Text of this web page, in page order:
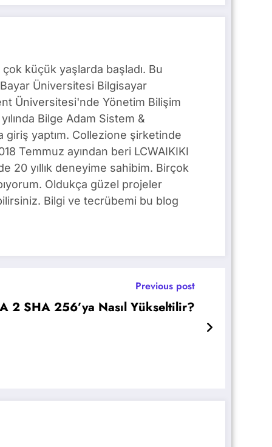
küçük yaşlarda başladı. Bu
Üniversitesi Bilgisayar
Üniversitesi'nde Yönetim Bilişim
Bilge Adam Sistem &
giriş yaptım. Collezione şirketinde
Temmuz ayından beri LCWAIKIKI
20 yıllık deneyime sahibim. Birçok
Oldukça güzel projeler
Bilgi ve tecrübemi bu blog
Previous post
2 SHA 256’ya Nasıl Yükseltilir?